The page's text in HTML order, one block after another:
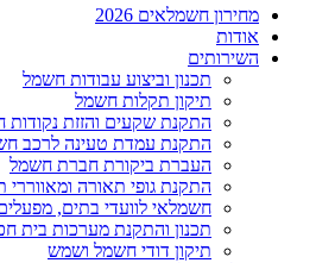
מחירון חשמלאים 2026
אודות
השירותים
תכנון וביצוע עבודות חשמל
תיקון תקלות חשמל
התקנת שקעים והזזת נקודות
התקנת עמדת טעינה לרכב
העברת ביקורת חברת חשמל
התקנת גופי תאורה ומאווררי
חשמלאי לוועדי בתים,
תכנון והתקנת מערכות בית
תיקון דודי חשמל ושמש